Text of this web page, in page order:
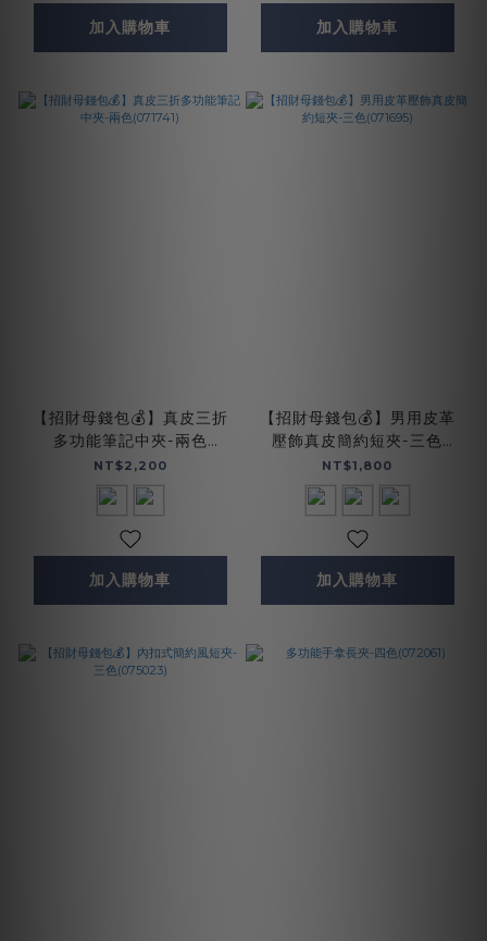
加入購物車 加入購物車
【招財母錢包💰】真皮三折
多功能筆記中夾-兩色
(071741)
NT$2,200
加入購物車
【招財母錢包💰】男用皮革
壓飾真皮簡約短夾-三色
(071695)
NT$1,800
加入購物車